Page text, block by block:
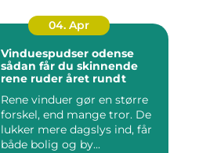
04. Apr
Vinduespudser odense
sådan får du skinnende
rene ruder året rundt
Rene vinduer gør en større
forskel, end mange tror. De
lukker mere dagslys ind, får
både bolig og by...